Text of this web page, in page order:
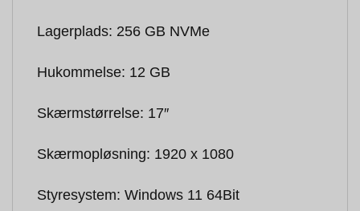
Lagerplads: 256 GB NVMe
Hukommelse: 12 GB
Skærmstørrelse: 17″
Skærmopløsning: 1920 x 1080
Styresystem: Windows 11 64Bit